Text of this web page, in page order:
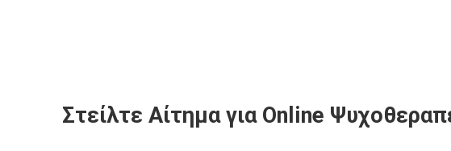
Στείλτε Αίτημα για Online